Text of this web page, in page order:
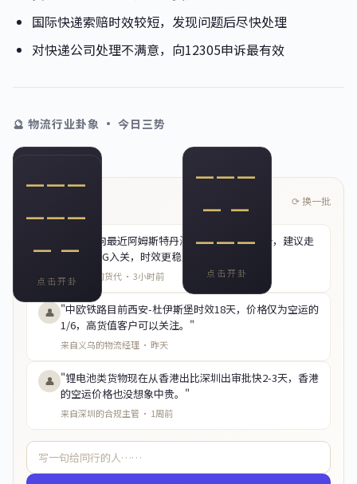
国际快递索赔时效较短，发现问题后尽快处理
对快递公司处理不满意，向12305申诉最有效
🔮 物流行业卦象 · 今日三势
📈
益卦 · 利有攸往
海运指数本周上行，建议锁定中长
期约价，浮动合约风险加大。
甲辰 · 物流大势
━━━
━ ━
━━━
点击开卦
🌊
涣卦 · 风行水上
清关效率有所改善，欧洲路向查验
率回落，空运时效优于上月。
甲辰 · 关务指引
━━━
━━━
━ ━
点击开卦
🔗
泰卦 · 天地交泰
东南亚陆运通道新开，中越铁路货
运时效缩短至3天，值得关注。
甲辰 · 线路情报
⟳ 换一批
"欧洲路向最近阿姆斯特丹海关查验率明显上升，建议走
FRA或LGG入关，时效更稳定。"
来自深圳的货代 · 3小时前
👤 "中欧铁路目前西安-杜伊斯堡时效18天，价格仅为空运的
1/6，高货值客户可以关注。"
来自义乌的物流经理 · 昨天
👤 "锂电池类货物现在从香港出比深圳出审批快2-3天，香港
的空运价格也没想象中贵。"
来自深圳的合规主管 · 1周前